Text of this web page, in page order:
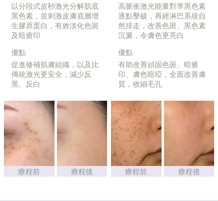
以分段式皮秒激光分解肌底
黑色素，並刺激皮膚底層增
生膠原蛋白，有效淡化色斑
及暗瘡印
優點
促進修補肌膚組織，以及比
傳統激光更安全，減少反
黑、反白
療程前 療程後
高脈衝激光能量對準黑色素
逐點擊破，再經淋巴系統自
然排走，改善色斑、黑色素
沉澱，令膚色更亮白
優點
有助改善頑固色斑、暗瘡
印、膚色暗啞，全面改善膚
質，收細毛孔
療程前 療程後